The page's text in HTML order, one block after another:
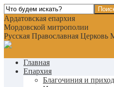
Ардатовская епархия
Мордовской митрополии
Русская Православная Церковь
Главная
Епархия
Благочиния и